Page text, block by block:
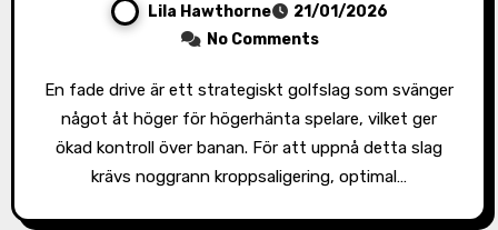
Lila Hawthorne
21/01/2026
No Comments
En fade drive är ett strategiskt golfslag som svänger
något åt höger för högerhänta spelare, vilket ger
ökad kontroll över banan. För att uppnå detta slag
krävs noggrann kroppsaligering, optimal…